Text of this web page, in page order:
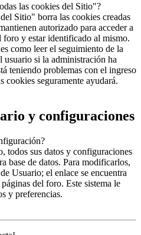
las cookies del Sitio"?
Sitio" borra las cookies creadas
autorizado para acceder a
foro y estar identificado al mismo.
como leer el seguimiento de la
si la administración ha
teniendo problemas con el ingreso
cookies seguramente ayudará.
y configuraciones
todos sus datos y configuraciones
base de datos. Para modificarlos,
Usuario; el enlace se encuentra
del foro. Este sistema le
y preferencias.